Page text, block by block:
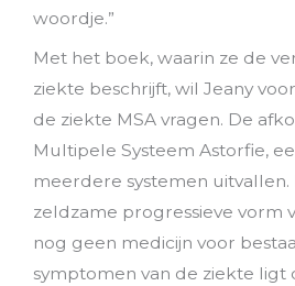
woordje.”
Met het boek, waarin ze de
ziekte beschrijft, wil Jeany
de ziekte MSA vragen. De
Multipele Systeem Astorfie,
meerdere systemen uitvallen.
zeldzame progressieve vorm
nog geen medicijn voor
symptomen van de ziekte